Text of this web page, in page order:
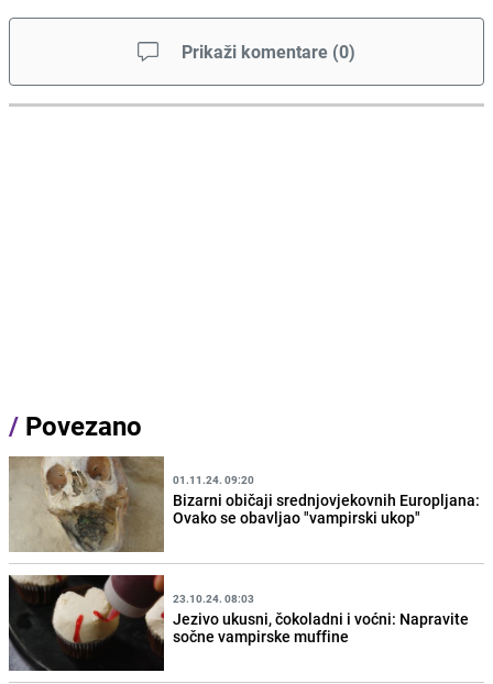
Prikaži komentare (0)
/ Povezano
01.11.24. 09:20
Bizarni običaji srednjovjekovnih Europljana:
Ovako se obavljao "vampirski ukop"
23.10.24. 08:03
Jezivo ukusni, čokoladni i voćni: Napravite
sočne vampirske muffine